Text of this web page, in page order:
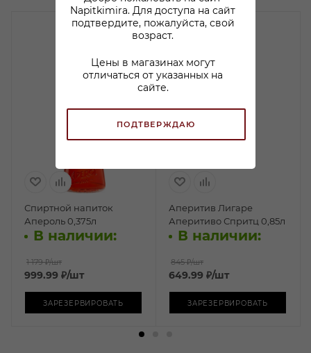
Napitkimira. Для доступа на сайт
подтвердите, пожалуйста, свой
возраст.
Цены в магазинах могут
отличаться от указанных на
сайте.
ПОДТВЕРЖДАЮ
Спиртной напиток
Апероль 0,375л
В наличии:
1 179 ₽/шт
999.99 ₽/шт
ЗАРЕЗЕРВИРОВАТЬ
Аперитив Лигаре
Аперитиво Спритц 0,85л
В наличии:
845 ₽/шт
649.99 ₽/шт
ЗАРЕЗЕРВИРОВАТЬ